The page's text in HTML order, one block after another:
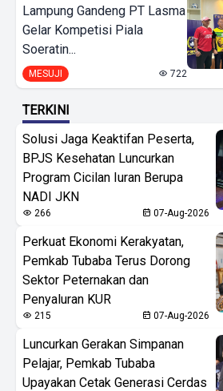
Lampung Gandeng PT Lasma
Gelar Kompetisi Piala
Soeratin...
MESUJI 722
TERKINI
Solusi Jaga Keaktifan Peserta,
BPJS Kesehatan Luncurkan
Program Cicilan Iuran Berupa
NADI JKN
266 07-Aug-2026
Perkuat Ekonomi Kerakyatan,
Pemkab Tubaba Terus Dorong
Sektor Peternakan dan
Penyaluran KUR
215 07-Aug-2026
Luncurkan Gerakan Simpanan
Pelajar, Pemkab Tubaba
Upayakan Cetak Generasi Cerdas